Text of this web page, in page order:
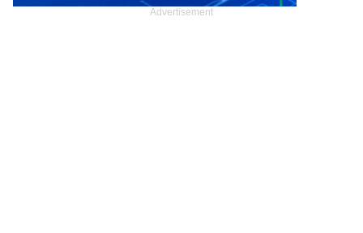
Advertisement